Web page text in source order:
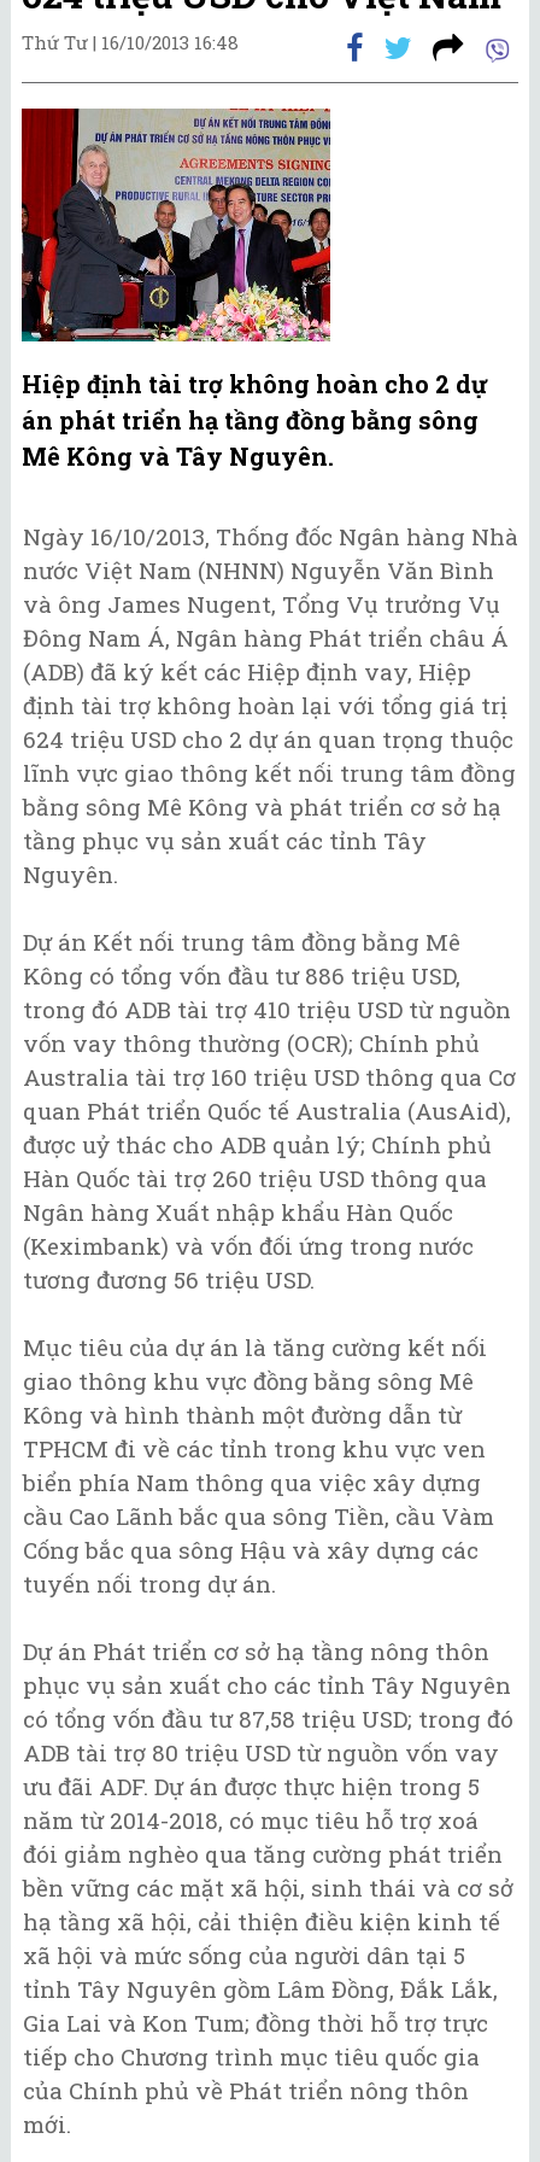
Thứ Tư | 16/10/2013 16:48
Hiệp định tài trợ không hoàn cho 2 dự
án phát triển hạ tầng đồng bằng sông
Mê Kông và Tây Nguyên.
Ngày 16/10/2013, Thống đốc Ngân hàng Nhà
nước Việt Nam (NHNN) Nguyễn Văn Bình
và ông James Nugent, Tổng Vụ trưởng Vụ
Đông Nam Á, Ngân hàng Phát triển châu Á
(ADB) đã ký kết các Hiệp định vay, Hiệp
định tài trợ không hoàn lại với tổng giá trị
624 triệu USD cho 2 dự án quan trọng thuộc
lĩnh vực giao thông kết nối trung tâm đồng
bằng sông Mê Kông và phát triển cơ sở hạ
tầng phục vụ sản xuất các tỉnh Tây
Nguyên.
Dự án Kết nối trung tâm đồng bằng Mê
Kông có tổng vốn đầu tư 886 triệu USD,
trong đó ADB tài trợ 410 triệu USD từ nguồn
vốn vay thông thường (OCR); Chính phủ
Australia tài trợ 160 triệu USD thông qua Cơ
quan Phát triển Quốc tế Australia (AusAid),
được uỷ thác cho ADB quản lý; Chính phủ
Hàn Quốc tài trợ 260 triệu USD thông qua
Ngân hàng Xuất nhập khẩu Hàn Quốc
(Keximbank) và vốn đối ứng trong nước
tương đương 56 triệu USD.
Mục tiêu của dự án là tăng cường kết nối
giao thông khu vực đồng bằng sông Mê
Kông và hình thành một đường dẫn từ
TPHCM đi về các tỉnh trong khu vực ven
biển phía Nam thông qua việc xây dựng
cầu Cao Lãnh bắc qua sông Tiền, cầu Vàm
Cống bắc qua sông Hậu và xây dựng các
tuyến nối trong dự án.
Dự án Phát triển cơ sở hạ tầng nông thôn
phục vụ sản xuất cho các tỉnh Tây Nguyên
có tổng vốn đầu tư 87,58 triệu USD; trong đó
ADB tài trợ 80 triệu USD từ nguồn vốn vay
ưu đãi ADF. Dự án được thực hiện trong 5
năm từ 2014-2018, có mục tiêu hỗ trợ xoá
đói giảm nghèo qua tăng cường phát triển
bền vững các mặt xã hội, sinh thái và cơ sở
hạ tầng xã hội, cải thiện điều kiện kinh tế
xã hội và mức sống của người dân tại 5
tỉnh Tây Nguyên gồm Lâm Đồng, Đắk Lắk,
Gia Lai và Kon Tum; đồng thời hỗ trợ trực
tiếp cho Chương trình mục tiêu quốc gia
của Chính phủ về Phát triển nông thôn
mới.